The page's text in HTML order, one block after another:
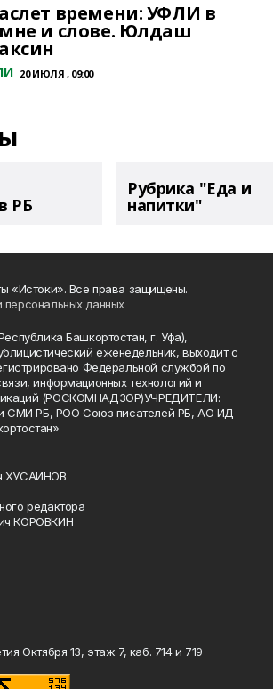
времени: УФЛИ в
и слове. Юлдаш
20 ИЮЛЯ , 09:00
РБ
Рубрика "Еда и
напитки"
«Истоки». Все права защищены.
данных
Башкортостан, г. Уфа),
еженедельник, выходит с
Федеральной службой по
информационных технологий и
(РОСКОМНАДЗОР)УЧРЕДИТЕЛИ:
и СМИ РБ, РОО Союз писателей РБ, АО ИД
ХУСАИНОВ
редактора
КОРОВКИН
Октября 13, этаж 7, каб. 714 и 719